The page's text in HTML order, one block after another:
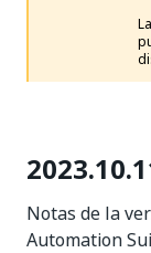
Notas de la
Automation